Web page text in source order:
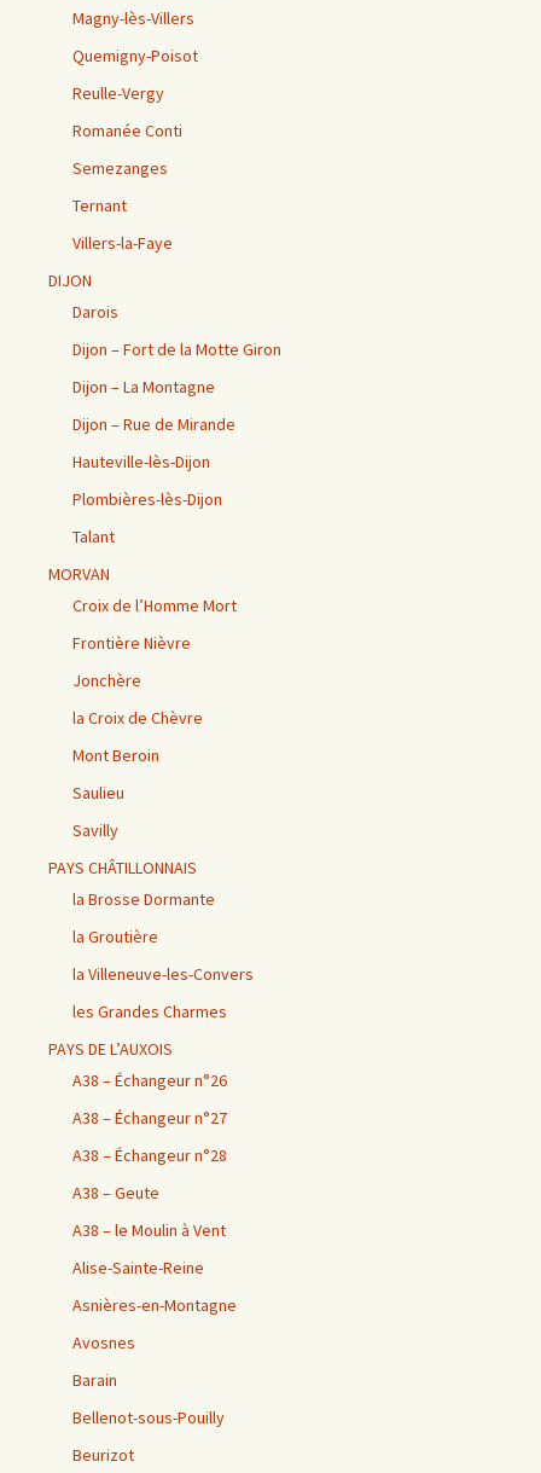
Magny-lès-Villers
Quemigny-Poisot
Reulle-Vergy
Romanée Conti
Semezanges
Ternant
Villers-la-Faye
DIJON
Darois
Dijon – Fort de la Motte Giron
Dijon – La Montagne
Dijon – Rue de Mirande
Hauteville-lès-Dijon
Plombières-lès-Dijon
Talant
MORVAN
Croix de l’Homme Mort
Frontière Nièvre
Jonchère
la Croix de Chèvre
Mont Beroin
Saulieu
Savilly
PAYS CHÂTILLONNAIS
la Brosse Dormante
la Groutière
la Villeneuve-les-Convers
les Grandes Charmes
PAYS DE L’AUXOIS
A38 – Échangeur n°26
A38 – Échangeur n°27
A38 – Échangeur n°28
A38 – Geute
A38 – le Moulin à Vent
Alise-Sainte-Reine
Asnières-en-Montagne
Avosnes
Barain
Bellenot-sous-Pouilly
Beurizot